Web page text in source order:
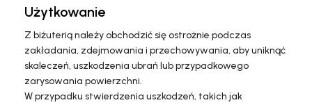
Użytkowanie
Z biżuterią należy obchodzić się ostrożnie podczas
zakładania, zdejmowania i przechowywania, aby uniknąć
skaleczeń, uszkodzenia ubrań lub przypadkowego
zarysowania powierzchni.
W przypadku stwierdzenia uszkodzeń, takich jak